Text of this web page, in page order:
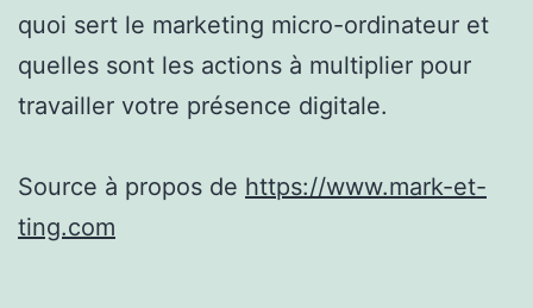
quoi sert le marketing micro-ordinateur et
quelles sont les actions à multiplier pour
travailler votre présence digitale.
Source à propos de https://www.mark-et-
ting.com